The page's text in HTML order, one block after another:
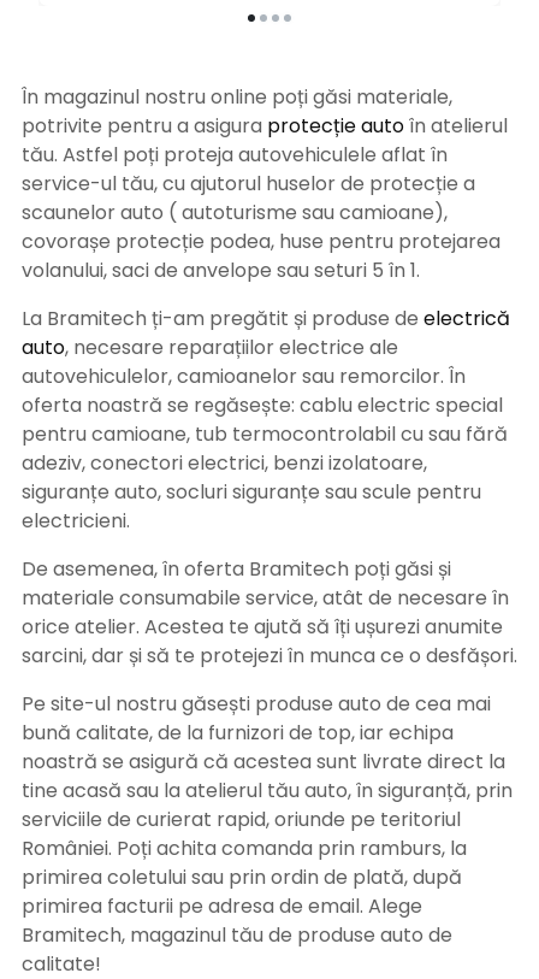
În magazinul nostru online poți găsi materiale,
potrivite pentru a asigura protecție autoîn atelierul
tău. Astfel poți proteja autovehiculele aflat în
service-ul tău, cu ajutorul huselor de protecție a
scaunelor auto ( autoturisme sau camioane),
covorașe protecție podea, huse pentru protejarea
volanului, saci de anvelope sau seturi 5 în 1.
La Bramitech ți-am pregătit și produse de electrică
auto, necesare reparațiilor electrice ale
autovehiculelor, camioanelor sau remorcilor. În
oferta noastră se regăsește: cablu electric special
pentru camioane, tub termocontrolabil cu sau fără
adeziv, conectori electrici, benzi izolatoare,
siguranțe auto, socluri siguranțe sau scule pentru
electricieni.
De asemenea, în oferta Bramitech poți găsi și
materiale consumabile service, atât de necesare în
orice atelier. Acestea te ajută să îți ușurezi anumite
sarcini, dar și să te protejezi în munca ce o desfășori.
Pe site-ul nostru găsești produse auto de cea mai
bună calitate, de la furnizori de top, iar echipa
noastră se asigură că acestea sunt livrate direct la
tine acasă sau la atelierul tău auto, în siguranță, prin
serviciile de curierat rapid, oriunde pe teritoriul
României. Poți achita comanda prin ramburs, la
primirea coletului sau prin ordin de plată, după
primirea facturii pe adresa de email. Alege
Bramitech, magazinul tău de produse auto de
calitate!